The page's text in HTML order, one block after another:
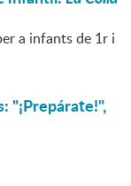
a infants de 1r i
"¡Prepárate!",